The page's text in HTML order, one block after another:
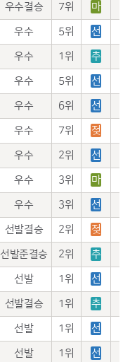
우수결승 7위 마
우수 5위 선
우수 1위 추
우수 5위 선
우수 6위 선
우수 7위 젖
우수 2위 선
우수 3위 마
우수 3위 선
선발결승 2위 젖
선발준결승 2위 추
선발 1위 선
선발결승 1위 추
선발 1위 선
선발 1위 선